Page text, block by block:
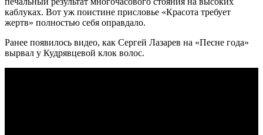
каблуках. Вот уж поистине присловье «Красота требует
жертв» полностью себя оправдало.
Ранее появилось видео, как Сергей Лазарев на «Песне года»
вырвал у Кудрявцевой клок волос.